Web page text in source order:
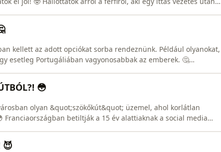
és kényszerűségből vissza kellett fordulni? 🤔-----00:00:00
kellett az adott opciókat sorba rendeznünk. Például olyanokat,
esetleg Portugáliában vagyonosabbak az emberek. 🤔
🤭 Emellett szóba került az is, hogy Izraelben állítólag
😳
olyan &quot;szökőkút&quot; üzemel, ahol korlátlan
Franciaországban betiltják a 15 év alattiaknak a social media
és néhány vicces és meghökkentő rendőrségi esetről is.----
😈